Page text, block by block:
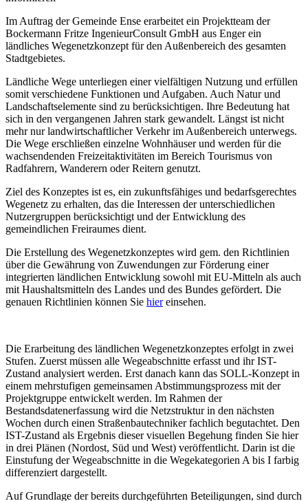
Im Auftrag der Gemeinde Ense erarbeitet ein Projektteam der
Bockermann Fritze IngenieurConsult GmbH aus Enger ein
ländliches Wegenetzkonzept für den Außenbereich des gesamten
Stadtgebietes.
Ländliche Wege unterliegen einer vielfältigen Nutzung und erfüllen
somit verschiedene Funktionen und Aufgaben. Auch Natur und
Landschaftselemente sind zu berücksichtigen. Ihre Bedeutung hat
sich in den vergangenen Jahren stark gewandelt. Längst ist nicht
mehr nur landwirtschaftlicher Verkehr im Außenbereich unterwegs.
Die Wege erschließen einzelne Wohnhäuser und werden für die
wachsendenden Freizeitaktivitäten im Bereich Tourismus von
Radfahrern, Wanderern oder Reitern genutzt.
Ziel des Konzeptes ist es, ein zukunftsfähiges und bedarfsgerechtes
Wegenetz zu erhalten, das die Interessen der unterschiedlichen
Nutzergruppen berücksichtigt und der Entwicklung des
gemeindlichen Freiraumes dient.
Die Erstellung des Wegenetzkonzeptes wird gem. den Richtlinien
über die Gewährung von Zuwendungen zur Förderung einer
integrierten ländlichen Entwicklung sowohl mit EU-Mitteln als auch
mit Haushaltsmitteln des Landes und des Bundes gefördert. Die
genauen Richtlinien können Sie hiereinsehen.
Die Erarbeitung des ländlichen Wegenetzkonzeptes erfolgt in zwei
Stufen. Zuerst müssen alle Wegeabschnitte erfasst und ihr IST-
Zustand analysiert werden. Erst danach kann das SOLL-Konzept in
einem mehrstufigen gemeinsamen Abstimmungsprozess mit der
Projektgruppe entwickelt werden. Im Rahmen der
Bestandsdatenerfassung wird die Netzstruktur in den nächsten
Wochen durch einen Straßenbautechniker fachlich begutachtet. Den
IST-Zustand als Ergebnis dieser visuellen Begehung finden Sie hier
in drei Plänen (Nordost, Süd und West) veröffentlicht. Darin ist die
Einstufung der Wegeabschnitte in die Wegekategorien A bis I farbig
differenziert dargestellt.
Auf Grundlage der bereits durchgeführten Beteiligungen, sind durch